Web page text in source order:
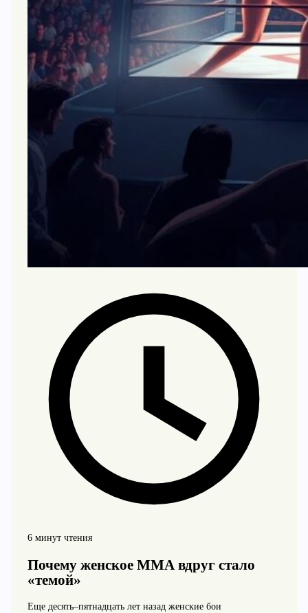
6 минут чтения
Почему женское ММА вдруг стало
«темой»
Еще десять–пятнадцать лет назад женские бои